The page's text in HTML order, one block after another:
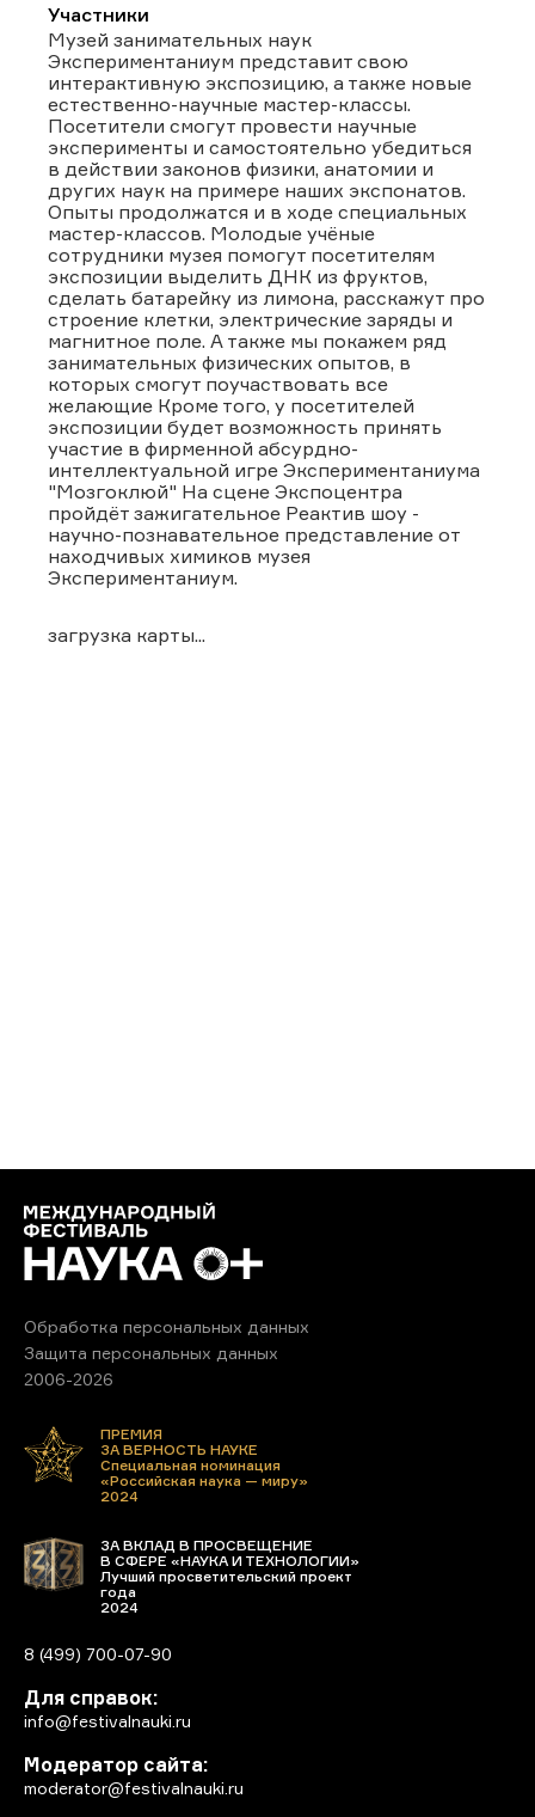
Участники
Музей занимательных наук
Экспериментаниум представит свою
интерактивную экспозицию, а также новые
естественно-научные мастер-классы.
Посетители смогут провести научные
эксперименты и самостоятельно убедиться
в действии законов физики, анатомии и
других наук на примере наших экспонатов.
Опыты продолжатся и в ходе специальных
мастер-классов. Молодые учёные
сотрудники музея помогут посетителям
экспозиции выделить ДНК из фруктов,
сделать батарейку из лимона, расскажут про
строение клетки, электрические заряды и
магнитное поле. А также мы покажем ряд
занимательных физических опытов, в
которых смогут поучаствовать все
желающие Кроме того, у посетителей
экспозиции будет возможность принять
участие в фирменной абсурдно-
интеллектуальной игре Экспериментаниума
"Мозгоклюй" На сцене Экспоцентра
пройдёт зажигательное Реактив шоу -
научно-познавательное представление от
находчивых химиков музея
Экспериментаниум.
загрузка карты...
Обработка персональных данных
Защита персональных данных
2006-2026
ПРЕМИЯ
ЗА ВЕРНОСТЬ НАУКЕ
Специальная номинация
«Российская наука — миру»
2024
ЗА ВКЛАД В ПРОСВЕЩЕНИЕ
В СФЕРЕ «НАУКА И ТЕХНОЛОГИИ»
Лучший просветительский проект
года
2024
8 (499) 700-07-90
Для справок:
info@festivalnauki.ru
Модератор сайта:
moderator@festivalnauki.ru